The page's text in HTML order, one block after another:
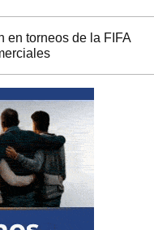
en torneos de la FIFA